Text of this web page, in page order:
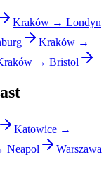
Kraków → Londyn
Kraków →
→ Bristol
Katowice →
Neapol
Warszawa